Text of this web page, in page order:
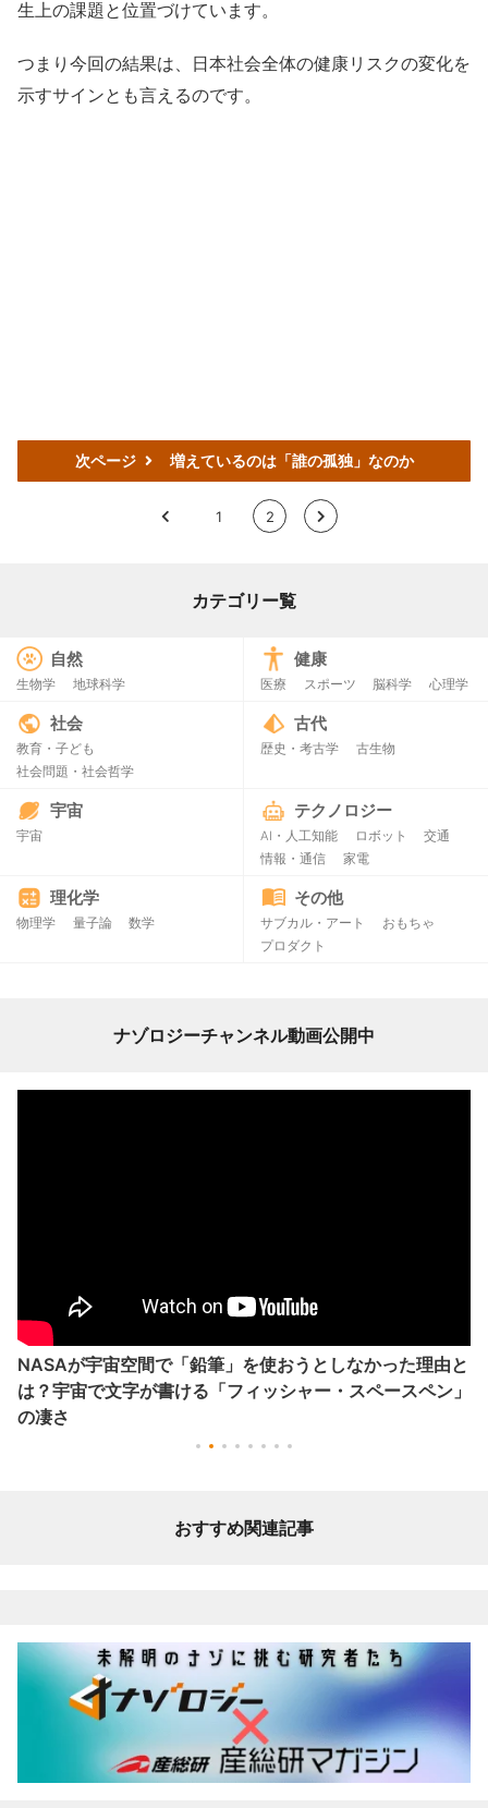
生上の課題と位置づけています。
つまり今回の結果は、日本社会全体の健康リスクの変化を
示すサインとも言えるのです。
次ページ 増えているのは「誰の孤独」なのか
< 1 2 >
カテゴリー覧
自然
生物学 地球科学
健康
医療 スポーツ 脳科学 心理学
社会
教育・子ども
社会問題・社会哲学
古代
歴史・考古学 古生物
宇宙
宇宙
テクノロジー
AI・人工知能 ロボット
交通
情報・通信
家電
理化学
物理学 量子論 数学
その他
サブカル・アート
おもちゃ
プロダクト
ナゾロジーチャンネル動画公開中
NASAが宇宙空間で「鉛筆」を使おうとしなかった理由と
は？宇宙で文字が書ける「フィッシャー・スペースペン」
の凄さ
おすすめ関連記事